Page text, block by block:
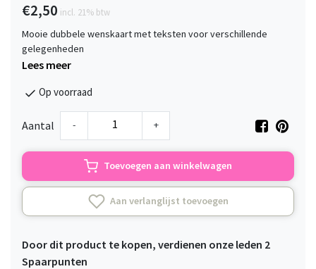
€2,50 incl. 21% btw
Mooie dubbele wenskaart met teksten voor verschillende
gelegenheden
Lees meer
Op voorraad
Aantal - +
Toevoegen aan winkelwagen
Aan verlanglijst toevoegen
Door dit product te kopen, verdienen onze leden 2
Spaarpunten